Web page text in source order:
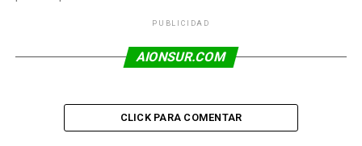
PUBLICIDAD
AIONSUR.COM
CLICK PARA COMENTAR